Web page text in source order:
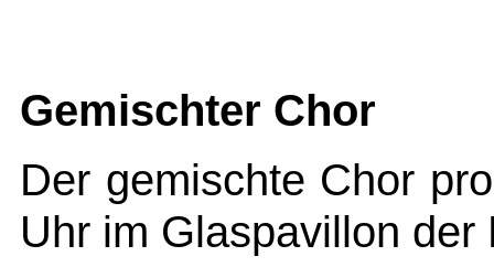
Gemischter Chor
Der gemischte Chor
Uhr im Glaspavillon